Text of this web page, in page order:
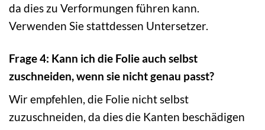
da dies zu Verformungen führen kann.
Verwenden Sie stattdessen Untersetzer.
Frage 4: Kann ich die Folie auch selbst
zuschneiden, wenn sie nicht genau passt?
Wir empfehlen, die Folie nicht selbst
zuzuschneiden, da dies die Kanten beschädigen